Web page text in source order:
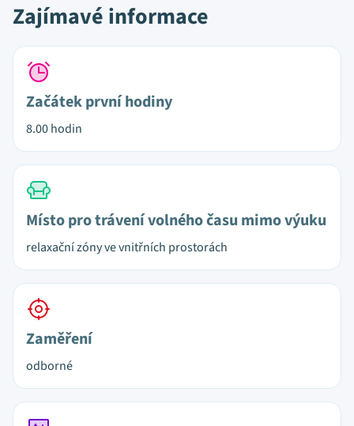
Zajímavé informace
Začátek první hodiny
8.00 hodin
Místo pro trávení volného času mimo výuku
relaxační zóny ve vnitřních prostorách
Zaměření
odborné